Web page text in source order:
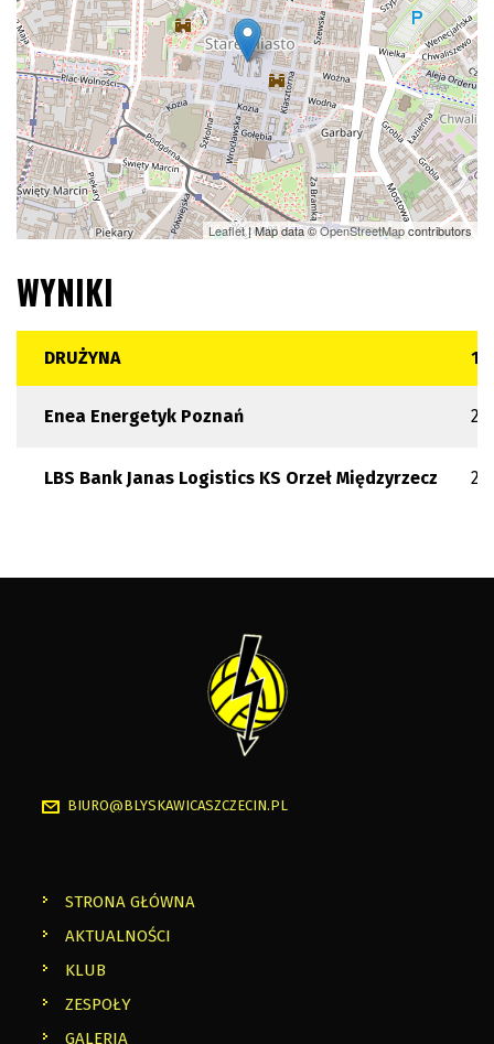
Leaflet| Map data ©OpenStreetMapcontributors
WYNIKI
DRUŻYNA 1
Enea Energetyk Poznań 20
LBS Bank Janas Logistics KS Orzeł Międzyrzecz 25
BIURO@BLYSKAWICASZCZECIN.PL
STRONA GŁÓWNA
AKTUALNOŚCI
KLUB
ZESPOŁY
GALERIA